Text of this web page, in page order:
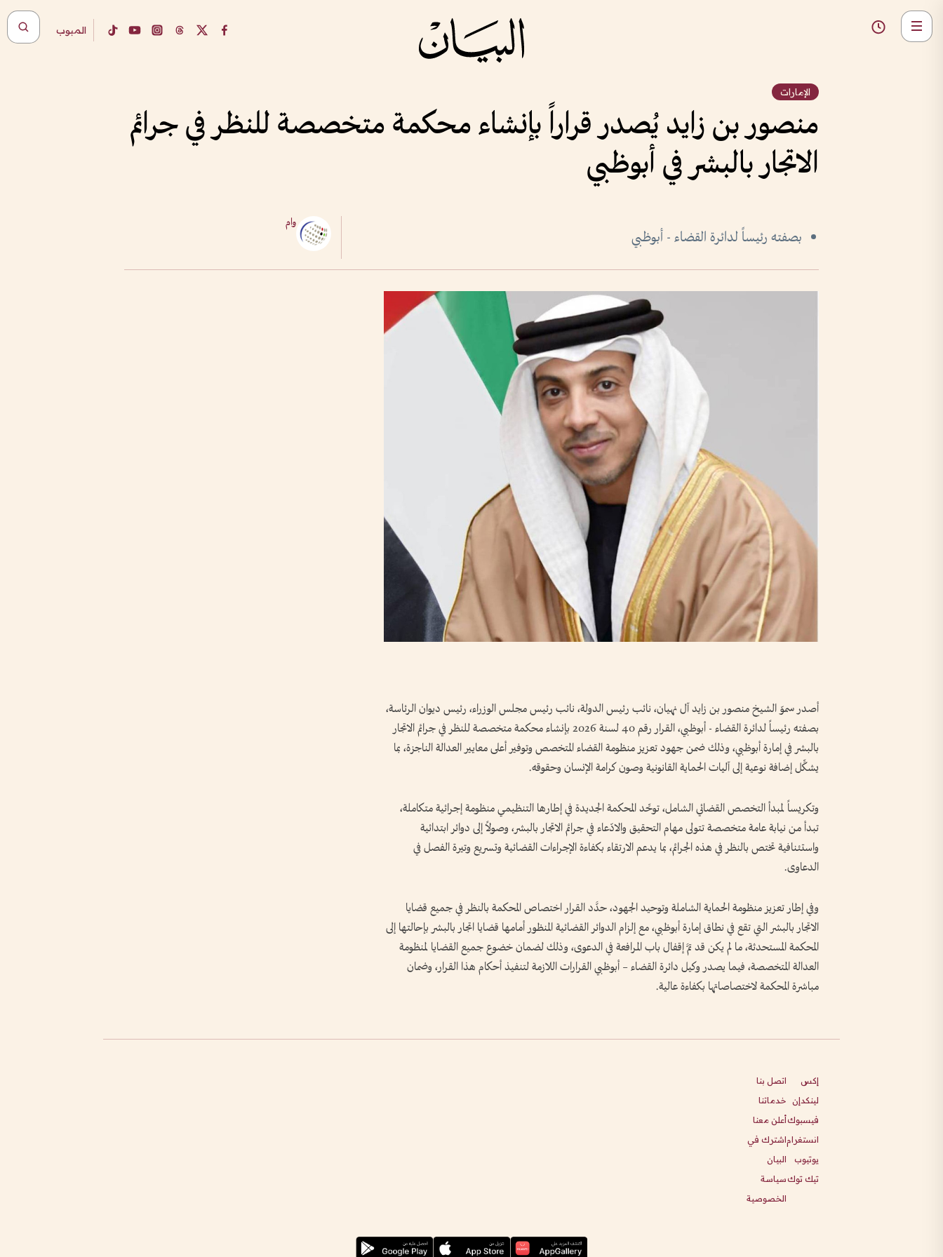
المبوب
الإمارات
منصور بن زايد يُصدر قراراً بإنشاء محكمة متخصصة للنظر في جرائم
الاتجار بالبشر في أبوظبي
بصفته رئيساً لدائرة القضاء - أبوظبي
وام
أصدر سموّ الشيخ منصور بن زايد آل نهيان، نائب رئيس الدولة، نائب رئيس مجلس الوزراء، رئيس ديوان الرئاسة،
بصفته رئيساً لدائرة القضاء - أبوظبي، القرار رقم 40 لسنة 2026 بإنشاء محكمة متخصصة للنظر في جرائم الاتجار
بالبشر في إمارة أبوظبي، وذلك ضمن جهود تعزيز منظومة القضاء المتخصص وتوفير أعلى معايير العدالة الناجزة، بما
يشكِّل إضافة نوعية إلى آليات الحماية القانونية وصون كرامة الإنسان وحقوقه.
وتكريساً لمبدأ التخصص القضائي الشامل، توحِّد المحكمة الجديدة في إطارها التنظيمي منظومة إجرائية متكاملة،
تبدأ من نيابة عامة متخصصة تتولى مهام التحقيق والادّعاء في جرائم الاتجار بالبشر، وصولاً إلى دوائر ابتدائية
واستئنافية تختص بالنظر في هذه الجرائم، بما يدعم الارتقاء بكفاءة الإجراءات القضائية وتسريع وتيرة الفصل في
الدعاوى.
وفي إطار تعزيز منظومة الحماية الشاملة وتوحيد الجهود، حدَّد القرار اختصاص المحكمة بالنظر في جميع قضايا
الاتجار بالبشر التي تقع في نطاق إمارة أبوظبي، مع إلزام الدوائر القضائية المنظور أمامها قضايا اتجار بالبشر بإحالتها إلى
المحكمة المستحدثة، ما لم يكن قد تمَّ إقفال باب المرافعة في الدعوى، وذلك لضمان خضوع جميع القضايا لمنظومة
العدالة المتخصصة، فيما يصدر وكيل دائرة القضاء – أبوظبي القرارات اللازمة لتنفيذ أحكام هذا القرار، وضمان
مباشرة المحكمة لاختصاصاتها بكفاءة عالية.
إكس
لينكدإن
فيسبوك
انستغرام
يوتيوب
تيك توك
اتصل بنا
خدماتنا
أعلن معنا
اشترك في
البيان
سياسة
الخصوصية